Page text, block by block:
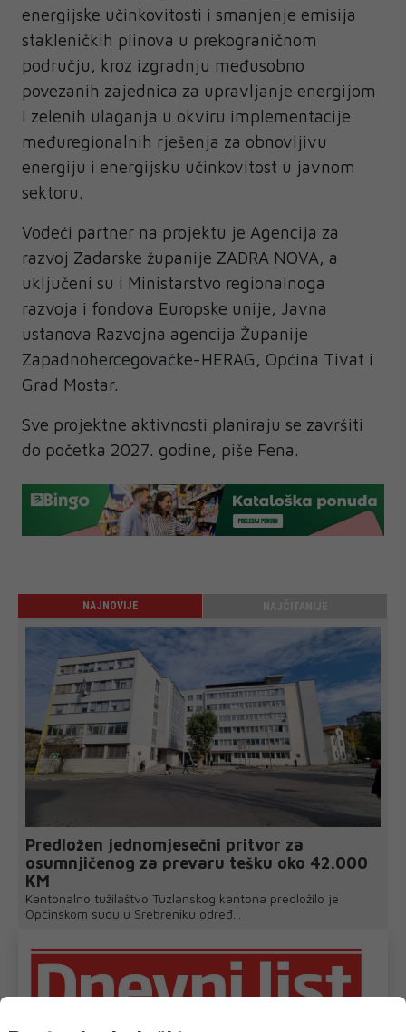
energijske učinkovitosti i smanjenje emisija
stakleničkih plinova u prekograničnom
području, kroz izgradnju međusobno
povezanih zajednica za upravljanje energijom
i zelenih ulaganja u okviru implementacije
međuregionalnih rješenja za obnovljivu
energiju i energijsku učinkovitost u javnom
sektoru.
Vodeći partner na projektu je Agencija za
razvoj Zadarske županije ZADRA NOVA, a
uključeni su i Ministarstvo regionalnoga
razvoja i fondova Europske unije, Javna
ustanova Razvojna agencija Županije
Zapadnohercegovačke-HERAG, Općina Tivat i
Grad Mostar.
Sve projektne aktivnosti planiraju se završiti
do početka 2027. godine, piše Fena.
NAJNOVIJE
Predložen jednomjesečni pritvor za
osumnjičenog za prevaru tešku oko 42.000
KM
Kantonalno tužilaštvo Tuzlanskog kantona predložilo je
Općinskom sudu u Srebreniku određ...